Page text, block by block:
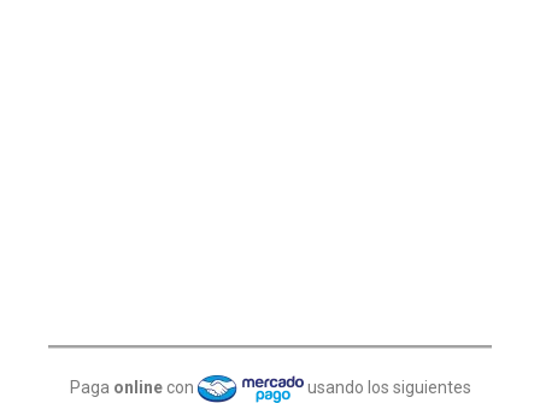
Paga online con
usando los siguientes